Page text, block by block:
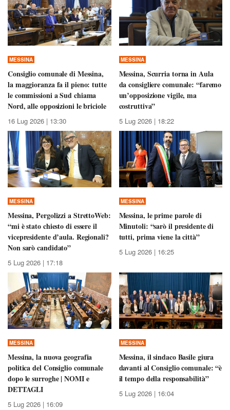
MESSINA
Consiglio comunale di Messina,
la maggioranza fa il pieno: tutte
le commissioni a Sud chiama
Nord, alle opposizioni le briciole
16 Lug 2026 | 13:30
MESSINA
Messina, Scurria torna in Aula
da consigliere comunale: “faremo
un’opposizione vigile, ma
costruttiva”
5 Lug 2026 | 18:22
MESSINA
Messina, Pergolizzi a StrettoWeb:
“mi è stato chiesto di essere il
vicepresidente d’aula. Regionali?
Non sarò candidato”
5 Lug 2026 | 17:18
MESSINA
Messina, le prime parole di
Minutoli: “sarò il presidente di
tutti, prima viene la città”
5 Lug 2026 | 16:25
MESSINA
Messina, la nuova geografia
politica del Consiglio comunale
dopo le surroghe | NOMI e
DETTAGLI
5 Lug 2026 | 16:09
MESSINA
Messina, il sindaco Basile giura
davanti al Consiglio comunale: “è
il tempo della responsabilità”
5 Lug 2026 | 16:04